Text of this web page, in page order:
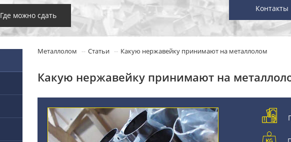
Где можно сдать
Контакты
Металлолом Статьи Какую нержавейку принимают на металлолом
Какую нержавейку принимают на